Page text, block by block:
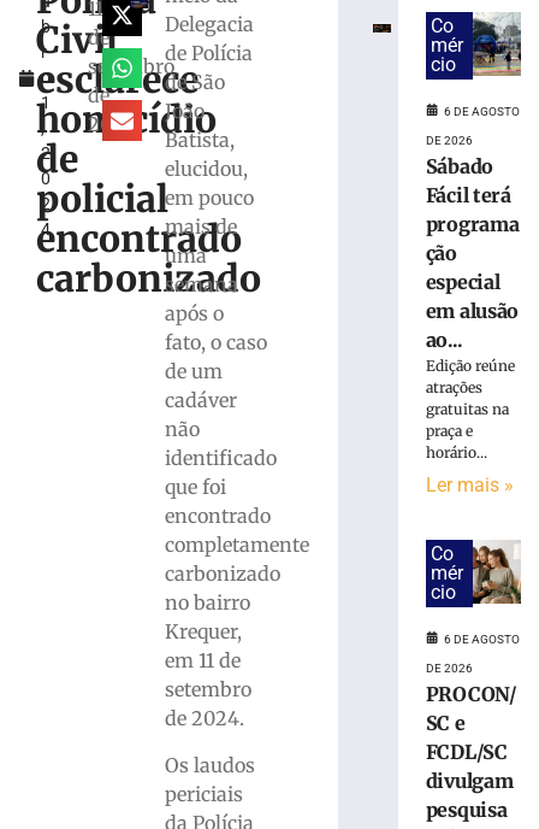
b
r
o
1
,
2
0
2
4
Civil
esclarece
homicídio
de
policial
encontrado
carbonizado
11
de
setembro
de
2024
Delegacia
de Polícia
de São
João
Batista,
elucidou,
em pouco
mais de
uma
semana
após o
fato, o caso
de um
cadáver
não
identificado
que foi
encontrado
completamente
carbonizado
no bairro
Krequer,
em 11 de
setembro
de 2024.
Os laudos
periciais
da Polícia
tráfico
atender
ocorrência
violência
doméstica
colidir
contra
poste
Gaspar
Co
mér
cio
6 DE AGOSTO
DE 2026
Sábado
Fácil terá
programa
ção
especial
em alusão
ao...
Edição reúne
atrações
gratuitas na
praça e
horário...
Ler mais »
Co
mér
cio
6 DE AGOSTO
DE 2026
PROCON/
SC e
FCDL/SC
divulgam
pesquisa